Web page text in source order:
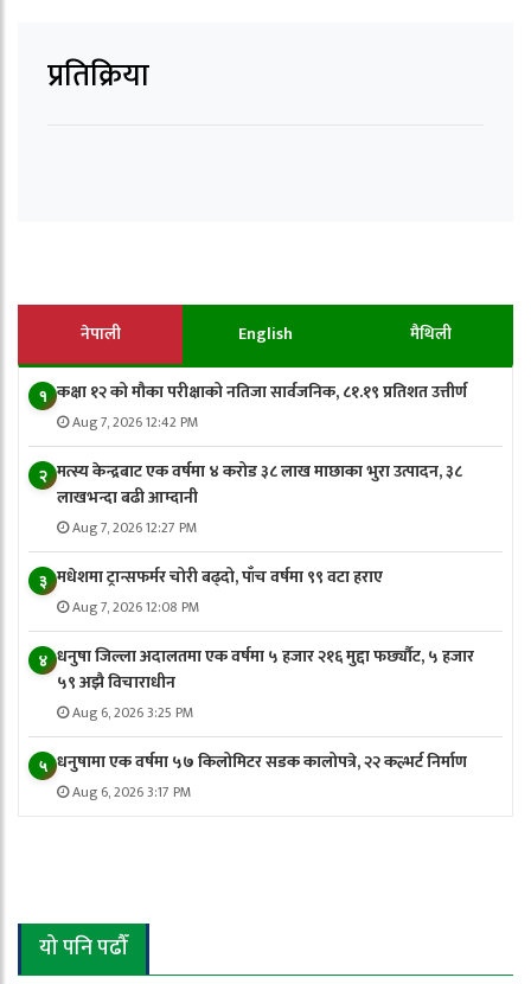
प्रतिक्रिया
नेपाली English मैथिली
१ कक्षा १२ को मौका परीक्षाको नतिजा सार्वजनिक, ८१.१९ प्रतिशत उत्तीर्ण
Aug 7, 2026 12:42 PM
२ मत्स्य केन्द्रबाट एक वर्षमा ४ करोड ३८ लाख माछाका भुरा उत्पादन, ३८
लाखभन्दा बढी आम्दानी
Aug 7, 2026 12:27 PM
३ मधेशमा ट्रान्सफर्मर चोरी बढ्दो, पाँच वर्षमा ९९ वटा हराए
Aug 7, 2026 12:08 PM
४ धनुषा जिल्ला अदालतमा एक वर्षमा ५ हजार २१६ मुद्दा फर्छ्यौट, ५ हजार
५९ अझै विचाराधीन
Aug 6, 2026 3:25 PM
५ धनुषामा एक वर्षमा ५७ किलोमिटर सडक कालोपत्रे, २२ कल्भर्ट निर्माण
Aug 6, 2026 3:17 PM
यो पनि पढौँ